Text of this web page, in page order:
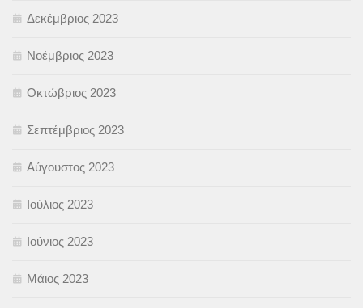
Δεκέμβριος 2023
Νοέμβριος 2023
Οκτώβριος 2023
Σεπτέμβριος 2023
Αύγουστος 2023
Ιούλιος 2023
Ιούνιος 2023
Μάιος 2023